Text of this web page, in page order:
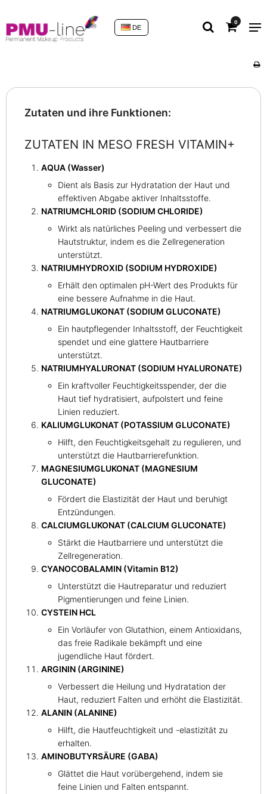
0
DE
Zutaten und ihre Funktionen:
ZUTATEN IN MESO FRESH VITAMIN+
AQUA (Wasser)
Dient als Basis zur Hydratation der Haut und
effektiven Abgabe aktiver Inhaltsstoffe.
NATRIUMCHLORID (SODIUM CHLORIDE)
Wirkt als natürliches Peeling und verbessert die
Hautstruktur, indem es die Zellregeneration
unterstützt.
NATRIUMHYDROXID (SODIUM HYDROXIDE)
Erhält den optimalen pH-Wert des Produkts für
eine bessere Aufnahme in die Haut.
NATRIUMGLUKONAT (SODIUM GLUCONATE)
Ein hautpflegender Inhaltsstoff, der Feuchtigkeit
spendet und eine glattere Hautbarriere
unterstützt.
NATRIUMHYALURONAT (SODIUM HYALURONATE)
Ein kraftvoller Feuchtigkeitsspender, der die
Haut tief hydratisiert, aufpolstert und feine
Linien reduziert.
KALIUMGLUKONAT (POTASSIUM GLUCONATE)
Hilft, den Feuchtigkeitsgehalt zu regulieren, und
unterstützt die Hautbarrierefunktion.
MAGNESIUMGLUKONAT (MAGNESIUM
GLUCONATE)
Fördert die Elastizität der Haut und beruhigt
Entzündungen.
CALCIUMGLUKONAT (CALCIUM GLUCONATE)
Stärkt die Hautbarriere und unterstützt die
Zellregeneration.
CYANOCOBALAMIN (Vitamin B12)
Unterstützt die Hautreparatur und reduziert
Pigmentierungen und feine Linien.
CYSTEIN HCL
Ein Vorläufer von Glutathion, einem Antioxidans,
das freie Radikale bekämpft und eine
jugendliche Haut fördert.
ARGININ (ARGININE)
Verbessert die Heilung und Hydratation der
Haut, reduziert Falten und erhöht die Elastizität.
ALANIN (ALANINE)
Hilft, die Hautfeuchtigkeit und -elastizität zu
erhalten.
AMINOBUTYRSÄURE (GABA)
Glättet die Haut vorübergehend, indem sie
feine Linien und Falten entspannt.